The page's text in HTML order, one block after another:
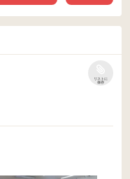
リストに
保存